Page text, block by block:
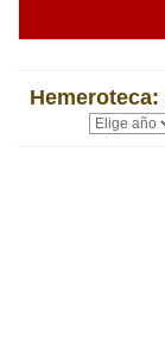
Hemeroteca: